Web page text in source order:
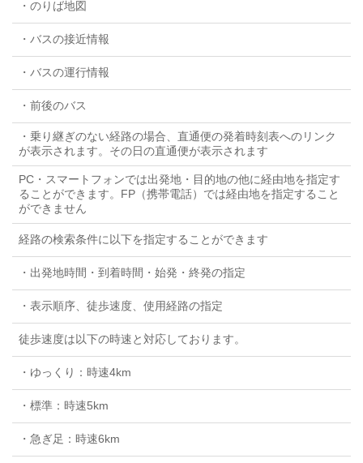
・のりば地図
・バスの接近情報
・バスの運行情報
・前後のバス
・乗り継ぎのない経路の場合、直通便の発着時刻表へのリンク
が表示されます。その日の直通便が表示されます
PC・スマートフォンでは出発地・目的地の他に経由地を指定す
ることができます。FP（携帯電話）では経由地を指定すること
ができません
経路の検索条件に以下を指定することができます
・出発地時間・到着時間・始発・終発の指定
・表示順序、徒歩速度、使用経路の指定
徒歩速度は以下の時速と対応しております。
・ゆっくり：時速4km
・標準：時速5km
・急ぎ足：時速6km